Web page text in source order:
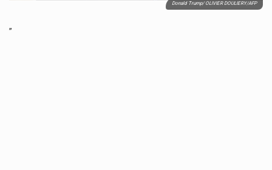
Donald Trump/ OLIVIER DOULIERY/AFP
”